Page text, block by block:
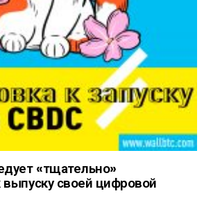
«тщательно»
выпуску своей цифровой